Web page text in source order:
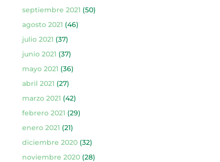
septiembre 2021 (50)
agosto 2021 (46)
julio 2021 (37)
junio 2021 (37)
mayo 2021 (36)
abril 2021 (27)
marzo 2021 (42)
febrero 2021 (29)
enero 2021 (21)
diciembre 2020(32)
noviembre 2020(28)